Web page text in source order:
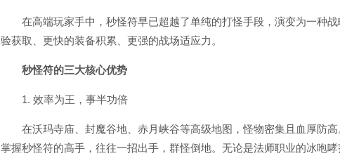
在高端玩家手中，秒怪符早已超越了单纯的打怪手段，演变为一种
验获取、更快的装备积累、更强的战场适应力。
秒怪符的三大核心优势
1. 效率为王，事半功倍
在沃玛寺庙、封魔谷地、赤月峡谷等高级地图，怪物密集且血厚防高
掌握秒怪符的高手，往往一招出手，群怪倒地。无论是法师职业的冰咆